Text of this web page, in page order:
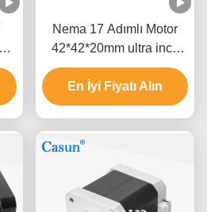
Nema 17 Adımlı Motor
42*42*20mm ultra ince
vücut 1.0A 130mN.m
Tıbbi ekipman için
En İyi Fiyatı Alın